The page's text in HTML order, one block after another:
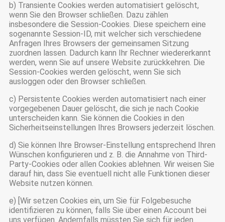
b) Transiente Cookies werden automatisiert gelöscht,
wenn Sie den Browser schließen. Dazu zählen
insbesondere die Session-Cookies. Diese speichern eine
sogenannte Session-ID, mit welcher sich verschiedene
Anfragen Ihres Browsers der gemeinsamen Sitzung
zuordnen lassen. Dadurch kann Ihr Rechner wiedererkannt
werden, wenn Sie auf unsere Website zurückkehren. Die
Session-Cookies werden gelöscht, wenn Sie sich
ausloggen oder den Browser schließen.
c) Persistente Cookies werden automatisiert nach einer
vorgegebenen Dauer gelöscht, die sich je nach Cookie
unterscheiden kann. Sie können die Cookies in den
Sicherheitseinstellungen Ihres Browsers jederzeit löschen.
d) Sie können Ihre Browser-Einstellung entsprechend Ihren
Wünschen konfigurieren und z. B. die Annahme von Third-
Party-Cookies oder allen Cookies ablehnen. Wir weisen Sie
darauf hin, dass Sie eventuell nicht alle Funktionen dieser
Website nutzen können.
e) [Wir setzen Cookies ein, um Sie für Folgebesuche
identifizieren zu können, falls Sie über einen Account bei
uns verfügen. Andernfalls müssten Sie sich für jeden